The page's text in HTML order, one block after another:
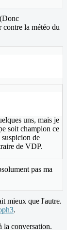
contre la météo du
uns, mais je
soit champion ce
de
de VDP.
pas ma
mieux que l'autre.
.
la conversation.